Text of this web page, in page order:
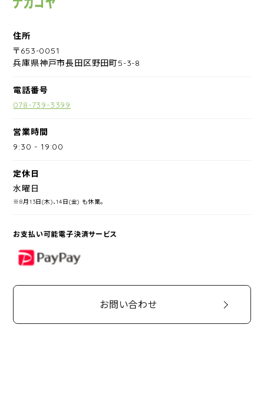
住所
〒653-0051
兵庫県神戸市長田区野田町5-3-8
電話番号
078-739-3399
営業時間
9:30 -19:00
定休日
水曜日
※8月13日(木)、14日(金) も休業。
お支払い可能電子決済サービス
PayPay
お問い合わせ